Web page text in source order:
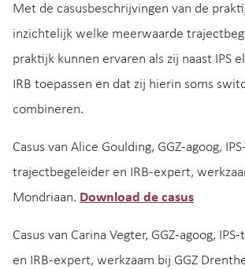
Met de casusbeschrijvingen van de
inzichtelijk welke meerwaarde
praktijk kunnen ervaren als zij naast IPS
IRB toepassen en dat zij hierin soms
combineren.
Casus van Alice Goulding, GGZ-agoog, IPS-
trajectbegeleider en IRB-expert,
Mondriaan. Download de casus
Casus van Carina Vegter, GGZ-agoog,
en IRB-expert, werkzaam bij GGZ